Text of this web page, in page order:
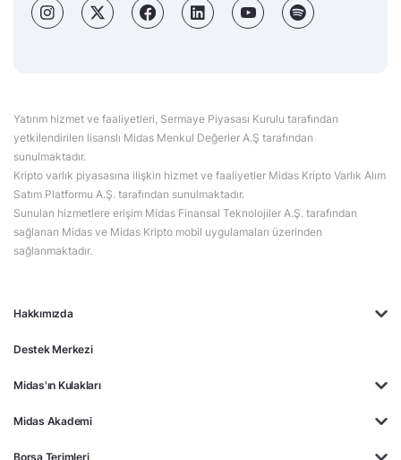
Hakkımızda
Destek Merkezi
Midas'ın Kulakları
Midas Akademi
Borsa Terimleri
Yatırım hizmet ve faaliyetleri, Sermaye Piyasası Kurulu tarafından
yetkilendirilen lisanslı Midas Menkul Değerler A.Ş tarafından
sunulmaktadır.
Kripto varlık piyasasına ilişkin hizmet ve faaliyetler Midas Kripto Varlık Alım
Satım Platformu A.Ş. tarafından sunulmaktadır.
Sunulan hizmetlere erişim Midas Finansal Teknolojiler A.Ş. tarafından
sağlanan Midas ve Midas Kripto mobil uygulamaları üzerinden
sağlanmaktadır.